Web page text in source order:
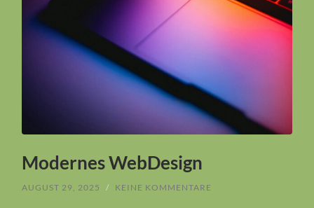
Modernes WebDesign
AUGUST 29, 2025 / KEINE KOMMENTARE